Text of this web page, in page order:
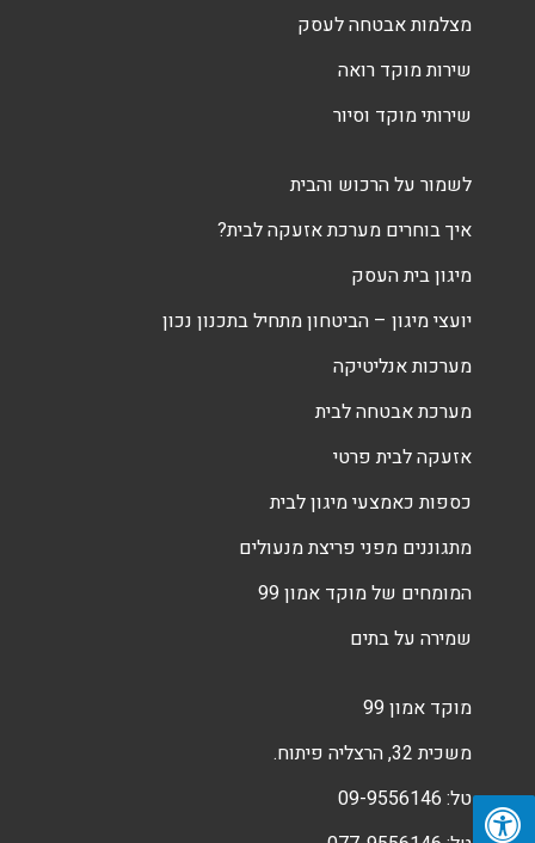
מצלמות אבטחה לעסק
שירות מוקד רואה
שירותי מוקד וסיור
לשמור על הרכוש והבית
איך בוחרים מערכת אזעקה לבית?
מיגון בית העסק
יועצי מיגון – הביטחון מתחיל בתכנון נכון
מערכות אנליטיקה
מערכת אבטחה לבית
אזעקה לבית פרטי
כספות כאמצעי מיגון לבית
מתגוננים מפני פריצת מנעולים
המומחים של מוקד אמון 99
שמירה על בתים
מוקד אמון 99
משכית 32, הרצליה פיתוח.
טל: 09-9556146